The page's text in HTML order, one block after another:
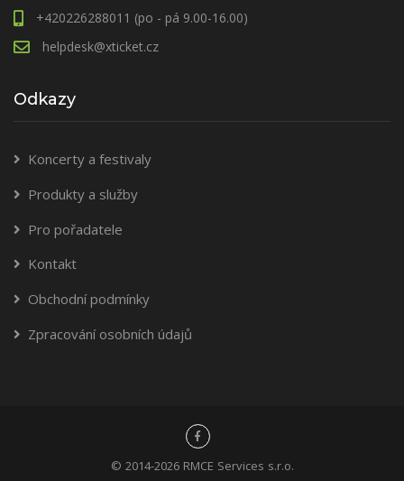
+420226288011 (po - pá 9.00-16.00)
helpdesk@xticket.cz
Odkazy
Koncerty a festivaly
Produkty a služby
Pro pořadatele
Kontakt
Obchodní podmínky
Zpracování osobních údajů
© 2014-2026 RMCE Services s.r.o.